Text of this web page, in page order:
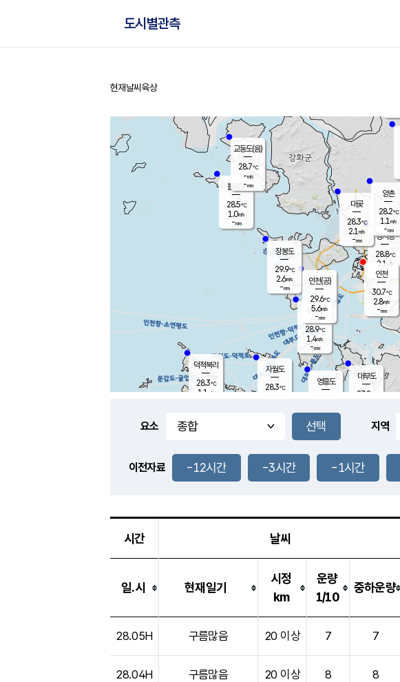
도시별관측
홈
현재날씨 육상
풍도
0.4m/s
무의도
28.9℃
1.4m/s
-mm
영흥도
볼음도
28.5℃
1.0m/s
-mm
자월도
28.3℃
장봉도
29.9℃
2.6m/s
-mm
대부도
27.8
-
경서동
28.8℃
2.1 m/s
-mm
대곶
28.3℃
2.1 m/s
-mm
양촌
28.2℃
1.1 m/s
-mm
덕적북리
28.3℃
1.1 m/s
인천(공)
29.6℃
5.6m/s
-mm
교동도(음)
28.7℃
-m/s
-mm
인천
30.7℃
2.8m/s
-mm
요소 지역
이전자료 -12시간 -3시간 -1시간
시간 날씨
일.시 현재일기
시정
km
운량
1/10
중하운량
28.05H 구름많음 20 이상 7 7
28.04H 구름많음 20 이상 8 8